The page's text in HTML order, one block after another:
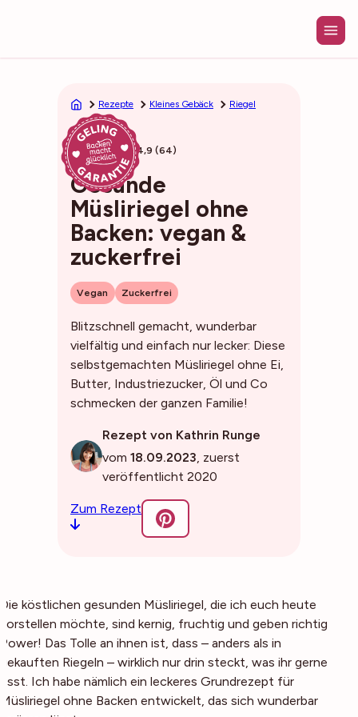
Rezepte Kleines Gebäck Riegel
10min 4,9 (64)
Gesunde
Müsliriegel ohne
Backen: vegan &
zuckerfrei
Vegan Zuckerfrei
Blitzschnell gemacht, wunderbar
vielfältig und einfach nur lecker: Diese
selbstgemachten Müsliriegel ohne Ei,
Butter, Industriezucker, Öl und Co
schmecken der ganzen Familie!
Rezept von Kathrin Runge
vom 18.09.2023, zuerst
veröffentlicht 2020
Zum Rezept
Die köstlichen gesunden Müsliriegel, die ich euch heute
vorstellen möchte, sind kernig, fruchtig und geben richtig
Power! Das Tolle an ihnen ist, dass – anders als in
gekauften Riegeln – wirklich nur drin steckt, was ihr gerne
esst. Ich habe nämlich ein leckeres Grundrezept für
Müsliriegel ohne Backen entwickelt, das sich wunderbar